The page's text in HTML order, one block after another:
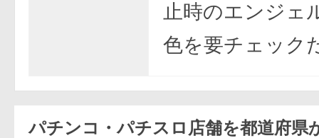
止時のエンジェ
色を要チェック
パチンコ・パチスロ店舗を都道府県